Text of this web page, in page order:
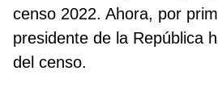
censo 2022. Ahora, por
presidente de la República
del censo.